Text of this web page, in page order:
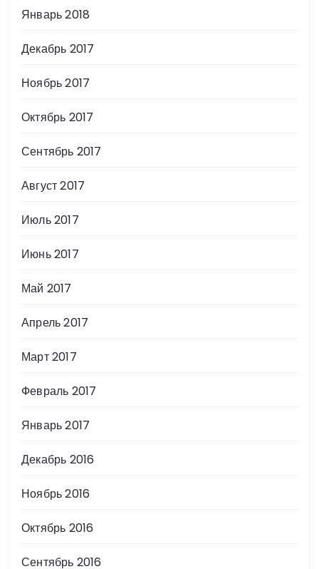
Январь 2018
Декабрь 2017
Ноябрь 2017
Октябрь 2017
Сентябрь 2017
Август 2017
Июль 2017
Июнь 2017
Май 2017
Апрель 2017
Март 2017
Февраль 2017
Январь 2017
Декабрь 2016
Ноябрь 2016
Октябрь 2016
Сентябрь 2016